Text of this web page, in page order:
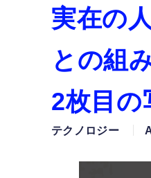
実在の
との組
2枚目の
テクノロジー